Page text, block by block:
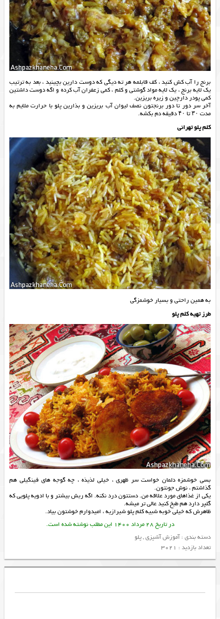
برنج را آب کش کنید ، کف قابلمه هر ته دیگی که دوست دارین بچینید ، بعد به ترتیب
یک لایه برنج ، یک لایه مواد گوشتی و کلم ، کمی زعفران آب کرده و اگه دوست داشتین
کمی پودر دارچین و زیره بریزین.
آخر سر دور تا دور برنجتون نصف لیوان آب بریزین و بذارین پلو با حرارت ملایم به
مدت ۳۰ تا ۴۰ دقیقه دم بکشه.
كلم پلو تهراني
به همین راحتی و بسیار خوشمزگی
طرز تهیه کلم پلو
بسی خوشمزه دلمان خواست سر ظهری ، خیلی لذیذه ، چه گوجه های فینگیلی هم
گذاشتم ، نوش جونتون.
يكى از غذاهاى مورد علاقه من. دستتون درد نكنه. اگه ربش بيشتر و با ادويه پلويى كه
گلپر دارد هم طبخ کنید عالی تر میشه.
ظاهرش که خیلی خوبه شبیه کلم پلو شیرازیه ، امیدوارم خوشتون بیاد.
در تاریخ 28 مرداد 1400 این مطلب نوشته شده است.
دسته بندی :آموزش آشپزی,پلو
تعداد بازدید : 3021